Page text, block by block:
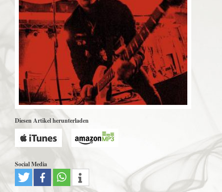
Diesen Artikel herunterladen
Social Media